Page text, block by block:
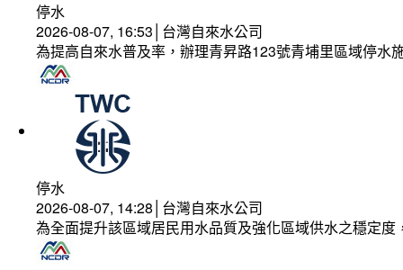
停水
2026-08-07, 16:53│台灣自來水公司
為提高自來水普及率，辦理青昇路123號青埔里區域停水
停水
2026-08-07, 14:28│台灣自來水公司
為全面提升該區域居民用水品質及強化區域供水之穩定